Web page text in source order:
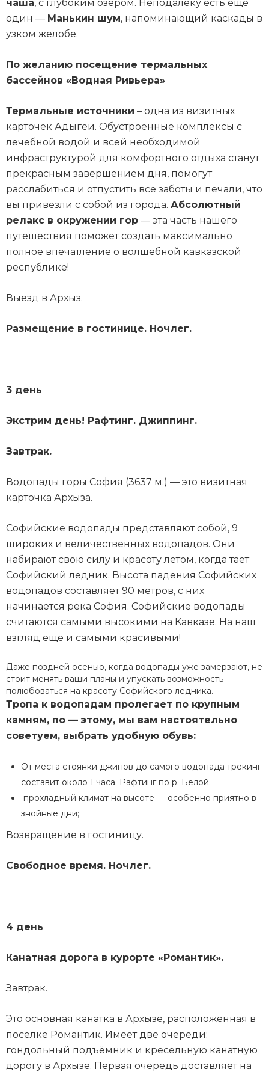
чаша, с глубоким озером. Неподалеку есть еще
один — Манькин шум, напоминающий каскады в
узком желобе.
По желанию посещение термальных
бассейнов «Водная Ривьера»
Термальные источники – одна из визитных
карточек Адыгеи. Обустроенные комплексы с
лечебной водой и всей необходимой
инфраструктурой для комфортного отдыха станут
прекрасным завершением дня, помогут
расслабиться и отпустить все заботы и печали, что
вы привезли с собой из города. Абсолютный
релакс в окружении гор — эта часть нашего
путешествия поможет создать максимально
полное впечатление о волшебной кавказской
республике!
Выезд в Архыз.
Размещение в гостинице. Ночлег.
3 день
Экстрим день! Рафтинг. Джиппинг.
Завтрак.
Водопады горы София (3637 м.) — это визитная
карточка Архыза.
Софийские водопады представляют собой, 9
широких и величественных водопадов. Они
набирают свою силу и красоту летом, когда тает
Софийский ледник. Высота падения Софийских
водопадов составляет 90 метров, с них
начинается река София. Софийские водопады
считаются самыми высокими на Кавказе. На наш
взгляд ещё и самыми красивыми!
Даже поздней осенью, когда водопады уже замерзают, не
стоит менять ваши планы и упускать возможность
полюбоваться на красоту Софийского ледника.
Тропа к водопадам пролегает по крупным
камням, по — этому, мы вам настоятельно
советуем, выбрать удобную обувь:
От места стоянки джипов до самого водопада трекинг
составит около 1 часа. Рафтинг по р. Белой.
прохладный климат на высоте — особенно приятно в
знойные дни;
Возвращение в гостиницу.
Свободное время. Ночлег.
4 день
Канатная дорога в курорте «Романтик».
Завтрак.
Это основная канатка в Архызе, расположенная в
поселке Романтик. Имеет две очереди:
гондольный подъёмник и кресельную канатную
дорогу в Архызе. Первая очередь доставляет на